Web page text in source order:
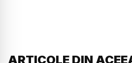
ARTICOLE DIN